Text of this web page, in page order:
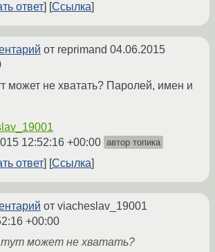
ответ
Ссылка
от reprimand 04.06.2015
может не хватать? Паролей, имен и
12:52:16 +00:00 автор топика
ответ Ссылка
от viacheslav_19001
+00:00
тут может не хватать?